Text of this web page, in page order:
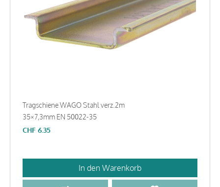
Tragschiene WAGO Stahl verz.2m
35×7,3mm EN 50022-35
CHF 6.35
In den Warenkorb